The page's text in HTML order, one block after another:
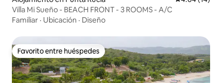
Villa Mi Sueño - BEACH FRONT - 3 ROOMS - A/C
Familiar · Ubicación · Diseño
Favorito entre huéspedes
Favorito entre huéspedes